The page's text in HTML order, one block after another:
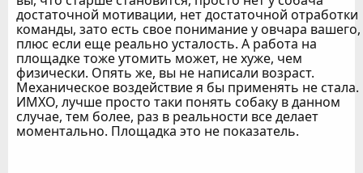
достаточной мотивации, нет достаточной отработки
команды, зато есть свое понимание у овчара вашего,
плюс если еще реально усталость. А работа на
площадке тоже утомить может, не хуже, чем
физически. Опять же, вы не написали возраст.
Механическое воздействие я бы применять не стала.
ИМХО, лучше просто таки понять собаку в данном
случае, тем более, раз в реальности все делает
моментально. Площадка это не показатель.